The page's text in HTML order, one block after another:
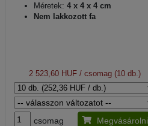
Méretek: 4 x 4 x 4 cm
Nem lakkozott fa
2 523,60 HUF / csomag (10 db.)
csomag Megvásárolni